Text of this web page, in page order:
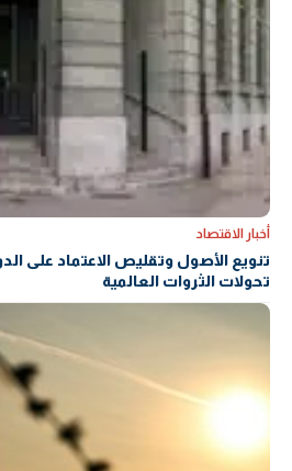
أخبار الاقتصاد
تحولات الثروات العالمية